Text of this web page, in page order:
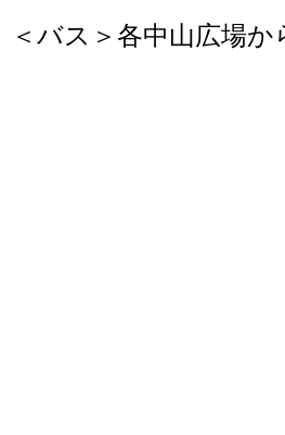
＜バス＞各中山広場か